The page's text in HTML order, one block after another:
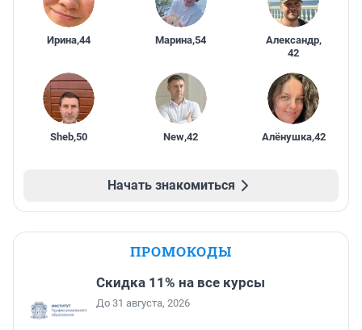
Ирина,44 Марина,54 Александр,
42
Sheb,50 New,42 Алёнушка,42
Начать знакомиться
ПРОМОКОДЫ
Скидка 11% на все курсы
До 31 августа, 2026